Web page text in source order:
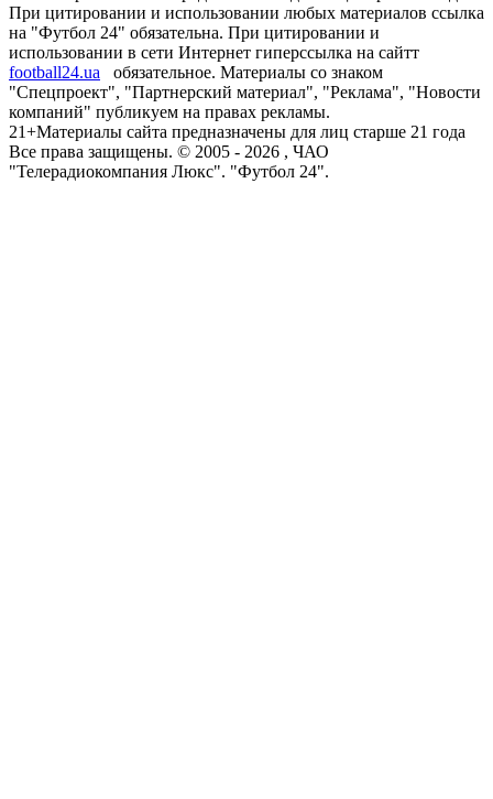
При цитировании и использовании любых материалов ссылка
на "Футбол 24" обязательна. При цитировании и
использовании в сети Интернет гиперссылка на сайтт
football24.ua
обязательное. Материалы со знаком
"Спецпроект", "Партнерский материал", "Реклама", "Новости
компаний" публикуем на правах рекламы.
21+Материалы сайта предназначены для лиц старше 21 года
Все права защищены. © 2005 - 2026 , ЧАО
"Телерадиокомпания Люкс". "Футбол 24".